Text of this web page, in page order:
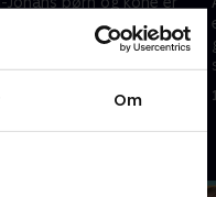
Om
mistænkt for mordet, men
er hans yngste datter Vicky,
2023 • 44 min